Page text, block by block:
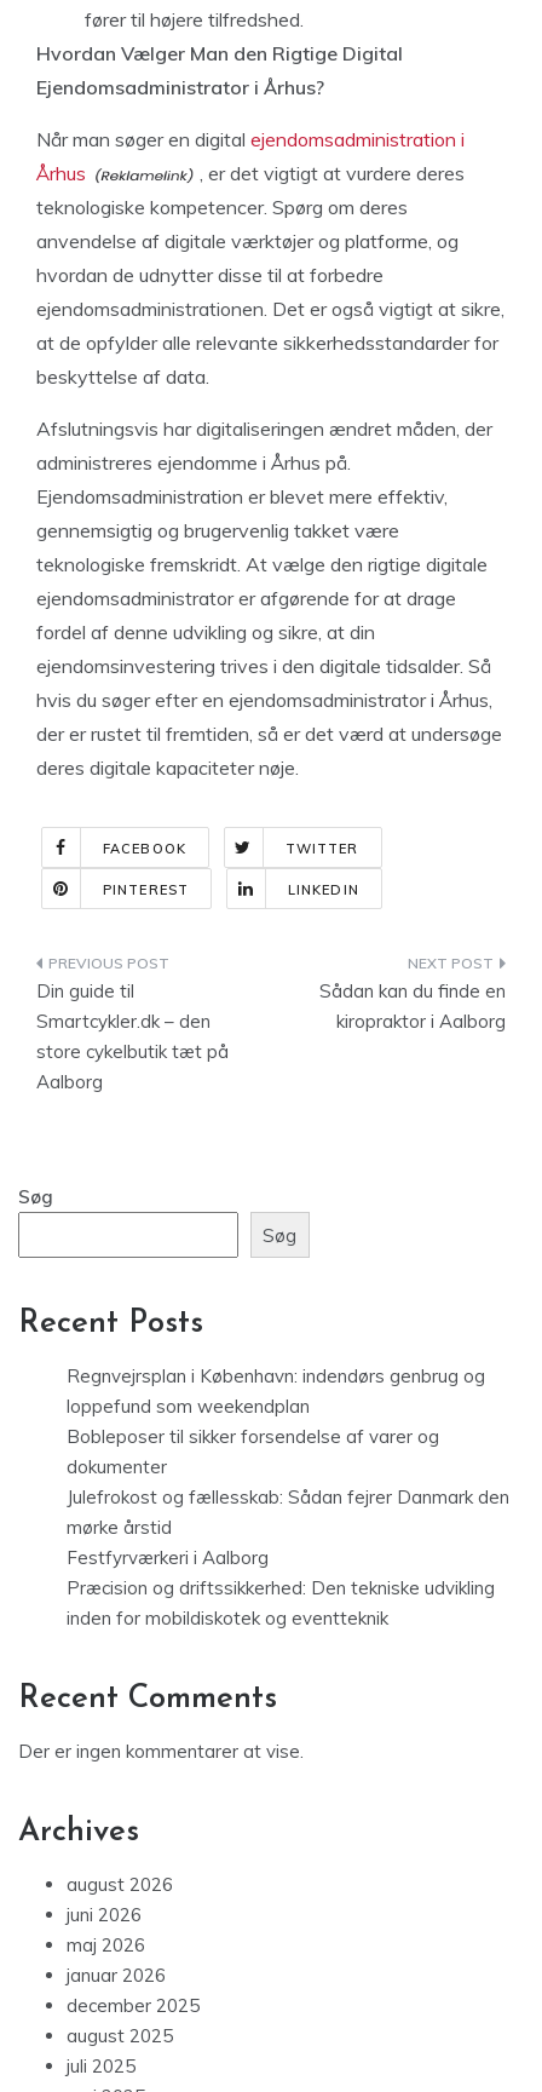
fører til højere tilfredshed.
Hvordan Vælger Man den Rigtige Digital
Ejendomsadministrator i Århus?
Når man søger en digital ejendomsadministration i
Århus
, er det vigtigt at vurdere deres
teknologiske kompetencer. Spørg om deres
anvendelse af digitale værktøjer og platforme, og
hvordan de udnytter disse til at forbedre
ejendomsadministrationen. Det er også vigtigt at sikre,
at de opfylder alle relevante sikkerhedsstandarder for
beskyttelse af data.
Afslutningsvis har digitaliseringen ændret måden, der
administreres ejendomme i Århus på.
Ejendomsadministration er blevet mere effektiv,
gennemsigtig og brugervenlig takket være
teknologiske fremskridt. At vælge den rigtige digitale
ejendomsadministrator er afgørende for at drage
fordel af denne udvikling og sikre, at din
ejendomsinvestering trives i den digitale tidsalder. Så
hvis du søger efter en ejendomsadministrator i Århus,
der er rustet til fremtiden, så er det værd at undersøge
deres digitale kapaciteter nøje.
FACEBOOK TWITTER
PINTEREST LINKEDIN
Indlægsnavigation
Din guide til
Smartcykler.dk – den
store cykelbutik tæt på
Aalborg
Sådan kan du finde en
kiropraktor i Aalborg
Søg
Søg
Recent Posts
Regnvejrsplan i København: indendørs genbrug og
loppefund som weekendplan
Bobleposer til sikker forsendelse af varer og
dokumenter
Julefrokost og fællesskab: Sådan fejrer Danmark den
mørke årstid
Festfyrværkeri i Aalborg
Præcision og driftssikkerhed: Den tekniske udvikling
inden for mobildiskotek og eventteknik
Recent Comments
Der er ingen kommentarer at vise.
Archives
august 2026
juni 2026
maj 2026
januar 2026
december 2025
august 2025
juli 2025